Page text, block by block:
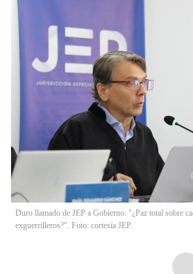
Duro llamado de JEP a Gobierno: "¿Paz total sobre
exguerrilleros?". Foto: cortesía JEP.